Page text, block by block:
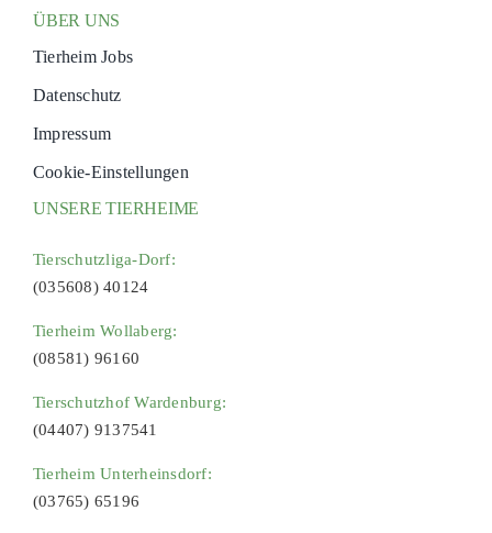
ÜBER UNS
Tierheim Jobs
Datenschutz
Impressum
Cookie-Einstellungen
UNSERE TIERHEIME
Tierschutzliga-Dorf:
(035608) 40124
Tierheim Wollaberg:
(08581) 96160
Tierschutzhof Wardenburg:
(04407) 9137541
Tierheim Unterheinsdorf:
(03765) 65196